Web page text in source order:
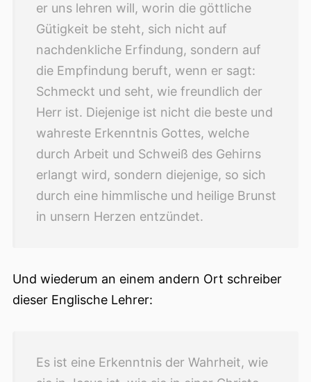
er uns lehren will, worin die göttliche
Gütigkeit be steht, sich nicht auf
nachdenkliche Erfindung, sondern auf
die Empfindung beruft, wenn er sagt:
Schmeckt und seht, wie freundlich der
Herr ist. Diejenige ist nicht die beste und
wahreste Erkenntnis Gottes, welche
durch Arbeit und Schweiß des Gehirns
erlangt wird, sondern diejenige, so sich
durch eine himmlische und heilige Brunst
in unsern Herzen entzündet.
Und wiederum an einem andern Ort schreiber
dieser Englische Lehrer:
Es ist eine Erkenntnis der Wahrheit, wie